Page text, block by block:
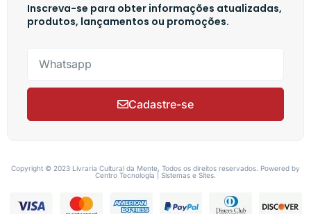
Inscreva-se para obter informações atualizadas,
produtos, lançamentos ou promoções.
Cadastre-se
Copyright © 2023 Livraria Cultural da Mente, Todos os direitos reservados. Powered by
Centro Tecnologia | Sistemas e Sites.